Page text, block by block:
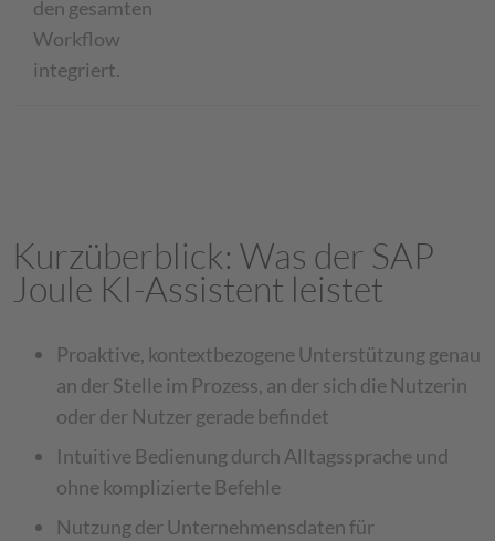
den gesamten
Workflow
integriert.
Kurzüberblick: Was der SAP
Joule KI-Assistent leistet
Proaktive, kontextbezogene Unterstützung genau
an der Stelle im Prozess, an der sich die Nutzerin
oder der Nutzer gerade befindet
Intuitive Bedienung durch Alltagssprache und
ohne komplizierte Befehle
Nutzung der Unternehmensdaten für